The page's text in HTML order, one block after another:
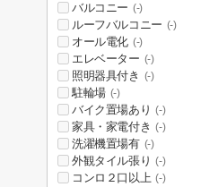
バルコニー (-)
ルーフバルコニー (-)
オール電化 (-)
エレベーター (-)
照明器具付き (-)
駐輪場 (-)
バイク置場あり (-)
家具・家電付き (-)
洗濯機置場有 (-)
外観タイル張り (-)
コンロ２口以上 (-)